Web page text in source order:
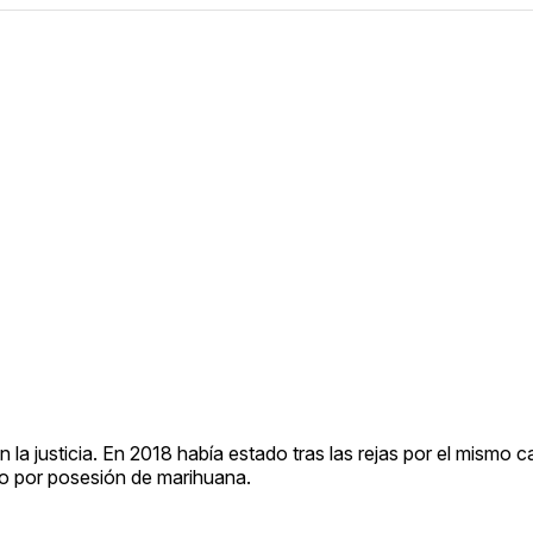
justicia. En 2018 había estado tras las rejas por el mismo
por posesión de marihuana.